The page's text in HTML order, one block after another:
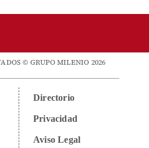
© GRUPO MILENIO 2026
Directorio
Privacidad
Aviso Legal